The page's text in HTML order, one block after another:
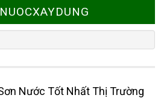
Nước Tốt Nhất Thị Trường